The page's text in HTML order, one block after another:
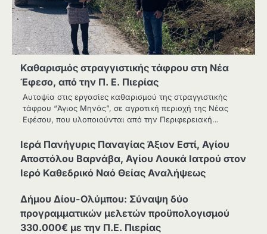
Καθαρισμός στραγγιστικής τάφρου στη Νέα
Έφεσο, από την Π. Ε. Πιερίας
Αυτοψία στις εργασίες καθαρισμού της στραγγιστικής
τάφρου “Άγιος Μηνάς”, σε αγροτική περιοχή της Νέας
Εφέσου, που υλοποιούνται από την Περιφερειακή…
Ιερά Πανήγυρις Παναγίας Άξιον Εστί, Αγίου
Αποστόλου Βαρνάβα, Αγίου Λουκά Ιατρού στον
Ιερό Καθεδρικό Ναό Θείας Αναλήψεως
Δήμου Δίου-Ολύμπου: Σύναψη δύο
προγραμματικών μελετών προϋπολογισμού
330.000€ με την Π.Ε. Πιερίας